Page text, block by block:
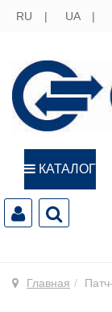
RU UA
КАТАЛОГ
Главная